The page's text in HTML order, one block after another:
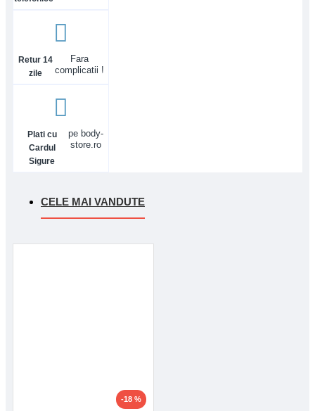
Retur 14
zile
Fara
complicatii !
Plati cu
Cardul
Sigure
pe body-
store.ro
CELE MAI VANDUTE
-18 %